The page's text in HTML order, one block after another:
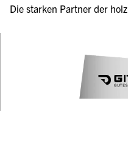
Die starken Partner der